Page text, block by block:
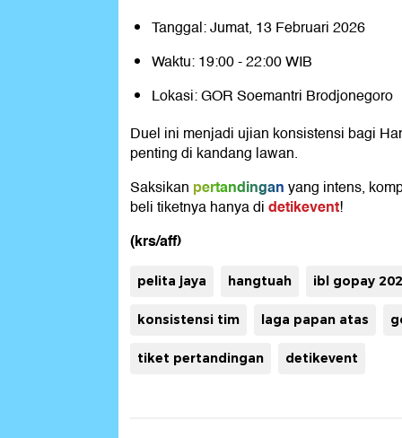
Tanggal: Jumat, 13 Februari 2026
Waktu: 19:00 - 22:00 WIB
Lokasi: GOR Soemantri Brodjonegoro
Duel ini menjadi ujian konsistensi bagi
penting di kandang lawan.
Saksikan pertandinganyang intens,
beli tiketnya hanya didetikevent!
(krs/aff)
pelita jaya hangtuah ibl gopay
konsistensi tim laga papan atas
tiket pertandingan detikevent